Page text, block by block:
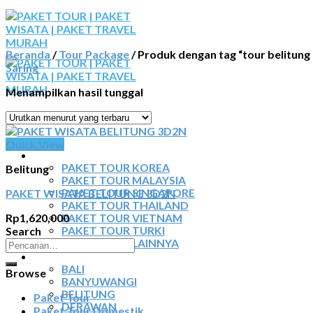
Skip
to
content
BERANDA
PAKET TOUR
PAKET TOUR KOREA
PAKET TOUR MALAYSIA
PAKET TOUR SINGAPORE
PAKET TOUR THAILAND
PAKET TOUR VIETNAM
PAKET TOUR TURKI
PAKET TOUR LAINNYA
TOUR DOMESTIK
BALI
BANYUWANGI
BELITUNG
DERAWAN
Beranda / Tour Package/Produk dengan tag “tour belitung
Saring
Menampilkan hasil tunggal
Belitung
PAKET WISATA BELITUNG 3D2N
Rp1,620,000
Search
Pencarian
untuk:
Browse
Paket Tour